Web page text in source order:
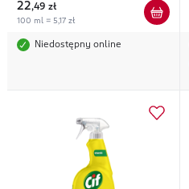
22,49 zł
100 ml = 5,17 zł
Niedostępny online